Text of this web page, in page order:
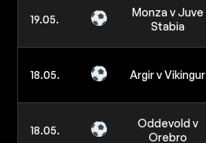
19.05.
Monza v Juve
Stabia
18.05. Argir v Vikingur
18.05.
Oddevold v
Orebro